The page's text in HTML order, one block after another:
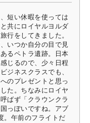
短い休暇を使っては
共にロイヤルヨルダ
行をしてきました。
いつか自分の目で見
るペトラ遺跡。日本
じるので、少々日程
ジネスクラスでも、
のプレゼントと思っ
た。ちなみにロイヤ
ばず「クラウンクラ
っぽいですね。アブ
。午前のフライトだ